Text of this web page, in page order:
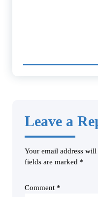
Leave a
Your email address
fields are marked *
Comment *